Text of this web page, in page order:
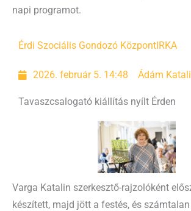
napi programot.
Érdi Szociális Gondozó Központ IRKA
2026. február 5. 14:48 Ádám
Tavaszcsalogató kiállítás nyílt Érden
Varga Katalin szerkesztő-rajzolóként
készített, majd jött a festés, és